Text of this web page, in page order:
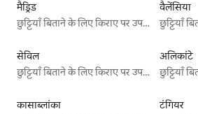
मैड्रिड
छुट्टियाँ बिताने के लिए किराए पर उपलब्ध जगहें
वैलेंसिया
सेविल
छुट्टियाँ बिताने के लिए किराए पर उपलब्ध जगहें
अलिकांटे
कासाब्लांका
टंगियर